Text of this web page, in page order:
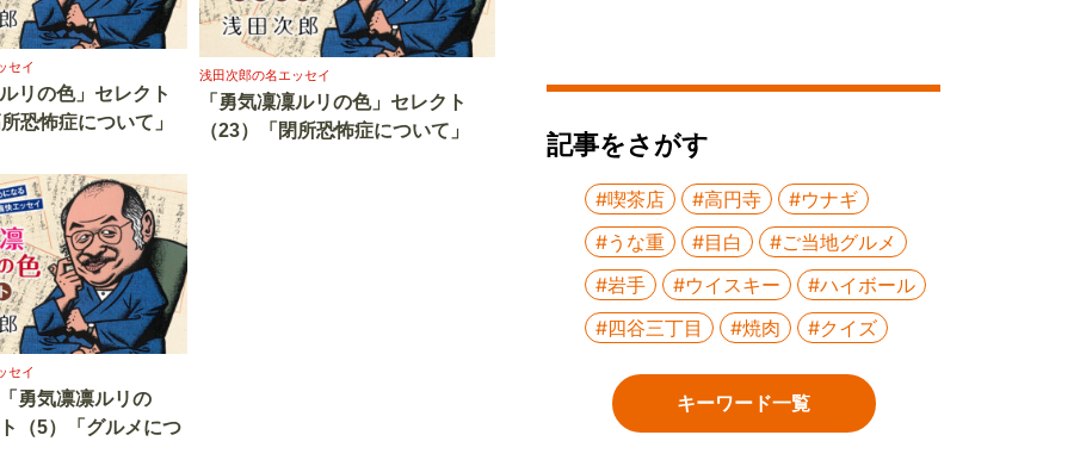
セイ
リの色」セレクト
恐怖症について」
浅田次郎の名エッセイ
「勇気凜凜ルリの色」セレクト
（23）「閉所恐怖症について」
セイ
勇気凛凛ルリの
（5）「グルメにつ
記事をさがす
#喫茶店 #高円寺
#ウナギ
#うな重
#目白
#ご当地グルメ
#岩手
#ウイスキー
#ハイボール
#四谷三丁目
#焼肉 #クイズ
キーワード一覧